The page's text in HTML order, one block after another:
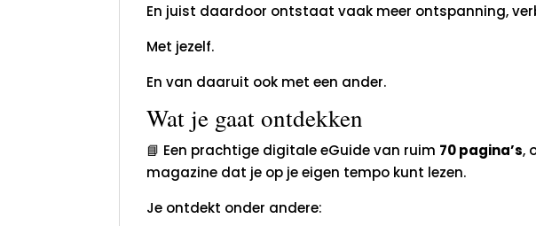
En juist daardoor ontstaat vaak meer ontspanning,
Met jezelf.
En van daaruit ook met een ander.
Wat je gaat ontdekken
📘 Een prachtige digitale eGuide van ruim 70 pagina’s,
magazine dat je op je eigen tempo kunt lezen.
Je ontdekt onder andere: